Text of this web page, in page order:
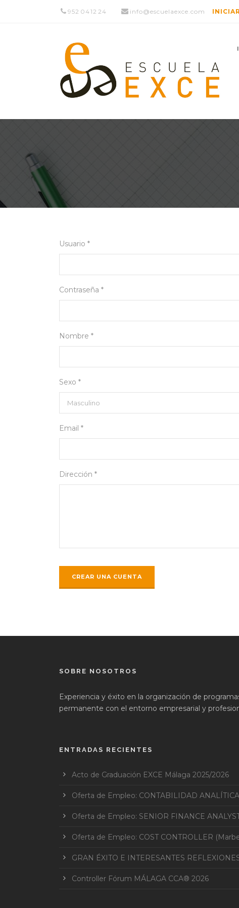
952 04 12 24 info@escuelaexce.com
Usuario *
Contraseña *
Nombre *
Sexo *
Email *
Dirección *
SOBRE NOSOTROS
Experiencia y éxito en la organización de
permanente con el entorno empresarial y
ENTRADAS RECIENTES
Acto de Graduación EXCE Málaga 2025/2026
Oferta de Empleo: CONTABILIDAD
Oferta de Empleo: SENIOR FINANCE
Oferta de Empleo: COST CONTROLLER
GRAN ÉXITO E INTERESANTES
Controller Fórum MÁLAGA CCA® 2026